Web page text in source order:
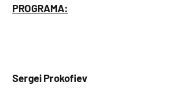
PROGRAMA:
Sergei Prokofiev